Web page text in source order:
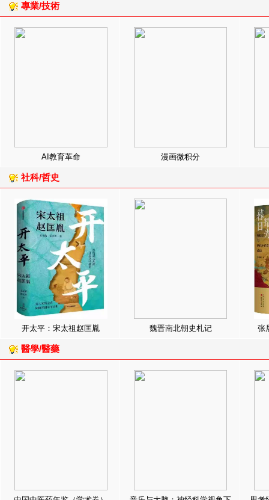
專業/技術
AI教育革命 漫画微积分
社科/哲史
开太平：宋太祖赵匡胤 魏晋南北朝史札记 张
醫學/醫藥